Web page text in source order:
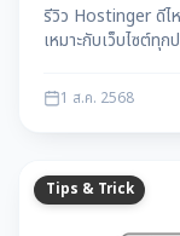
รีวิว Hostinger ดีไ
เหมาะกับเว็บไซต์ทุ
1 ส.ค. 2568
Tips & Trick